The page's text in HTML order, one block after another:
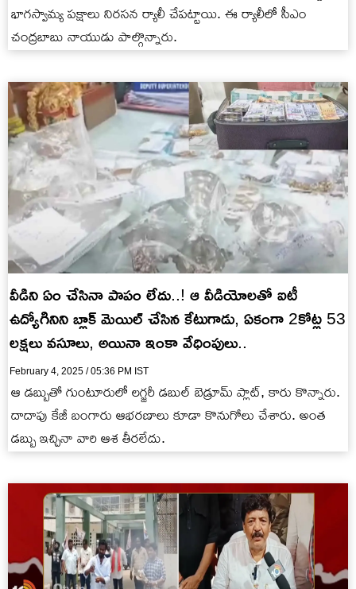
భాగస్వామ్య పక్షాలు నిరసన ర్యాలీ చేపట్టాయి. ఈ ర్యాలీలో సీఎం
చంద్రబాబు నాయుడు పాల్గొన్నారు.
వీడిని ఏం చేసినా పాపం లేదు..! ఆ వీడియోలతో ఐటీ
ఉద్యోగినిని బ్లాక్ మెయిల్ చేసిన కేటుగాడు, ఏకంగా 2కోట్ల 53
లక్షలు వసూలు, అయినా ఇంకా వేధింపులు..
February 4, 2025 / 05:36 PM IST
ఆ డబ్బుతో గుంటూరులో లగ్జరీ డబుల్ బెడ్రూమ్ ప్లాట్, కారు కొన్నారు.
దాదాపు కేజీ బంగారు ఆభరణాలు కూడా కొనుగోలు చేశారు. అంత
డబ్బు ఇచ్చినా వారి ఆశ తీరలేదు.